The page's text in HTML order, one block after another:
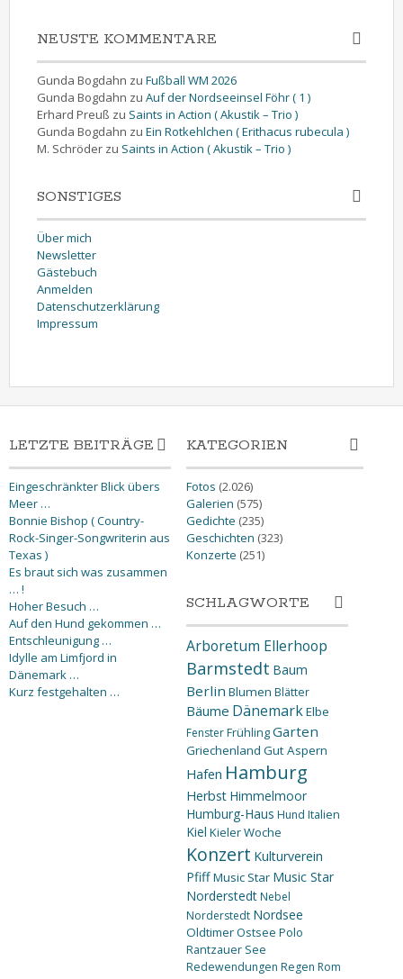
NEUSTE KOMMENTARE
Gunda Bogdahn zu Fußball WM 2026
Gunda Bogdahn zu Auf der Nordseeinsel Föhr ( 1 )
Erhard Preuß zu Saints in Action ( Akustik – Trio )
Gunda Bogdahn zu Ein Rotkehlchen ( Erithacus rubecula )
M. Schröder zu Saints in Action ( Akustik – Trio )
SONSTIGES
Über mich
Newsletter
Gästebuch
Anmelden
Datenschutzerklärung
Impressum
LETZTE BEITRÄGE
Eingeschränkter Blick übers
Meer …
Bonnie Bishop ( Country-
Rock-Singer-Songwriterin aus
Texas )
Es braut sich was zusammen
… !
Hoher Besuch …
Auf den Hund gekommen …
Entschleunigung …
Idylle am Limfjord in
Dänemark …
Kurz festgehalten …
KATEGORIEN
Fotos (2.026)
Galerien (575)
Gedichte (235)
Geschichten (323)
Konzerte (251)
SCHLAGWORTE
Arboretum Ellerhoop
Barmstedt Baum
Berlin Blumen Blätter
Bäume DänemarkElbe
FensterFrühlingGarten
Griechenland Gut Aspern
Hafen Hamburg
Herbst Himmelmoor
Humburg-Haus Hund Italien
Kiel Kieler Woche
Konzert Kulturverein
PfiffMusic Star Music Star
Norderstedt Nebel
Norderstedt Nordsee
OldtimerOstsee Polo
Rantzauer See
Redewendungen Regen Rom